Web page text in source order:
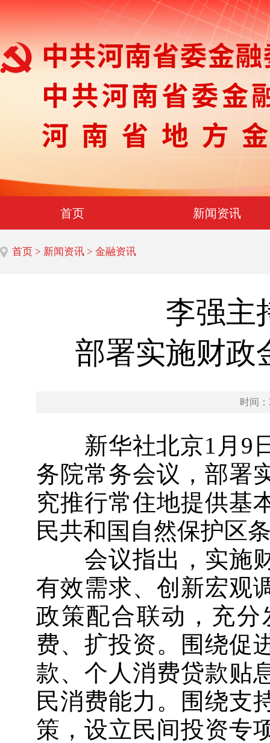
首页 新闻资讯
首页 > 新闻资讯 > 金融资讯
李强主
部署实施财政
时间：
新华社北京1月9
务院常务会议，部署
究推行常住地提供基
民共和国自然保护区
会议指出，实施财
有效需求、创新宏观
政策配合联动，充
费、扩投资。围绕促
款、个人消费贷款贴
民消费能力。围绕支
策，设立民间投资专